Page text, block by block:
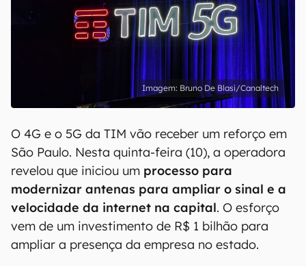
Bruno De Blasi/Canaltech
O 4G e o 5G da TIM vão receber um reforço em
São Paulo. Nesta quinta-feira (10), a operadora
revelou que iniciou um processo para
modernizar antenas para ampliar o sinal e a
velocidade da internet na capital. O esforço
vem de um investimento de R$ 1 bilhão para
ampliar a presença da empresa no estado.